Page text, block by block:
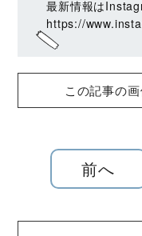
最新情報は
https://
この記事の
前へ